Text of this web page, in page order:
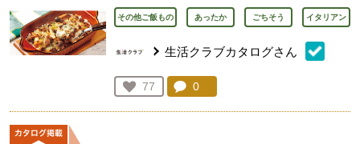
その他ご飯もの あったか ごちそう イタリアン
生活クラブカタログさん
お気に入り登録：
77
人が登録
コメント：
0